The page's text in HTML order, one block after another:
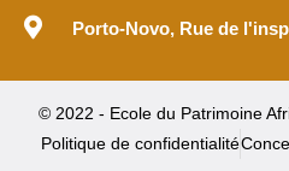
Porto-Novo, Rue de
© 2022 - Ecole du Patrimoine
Politique de confidentialité